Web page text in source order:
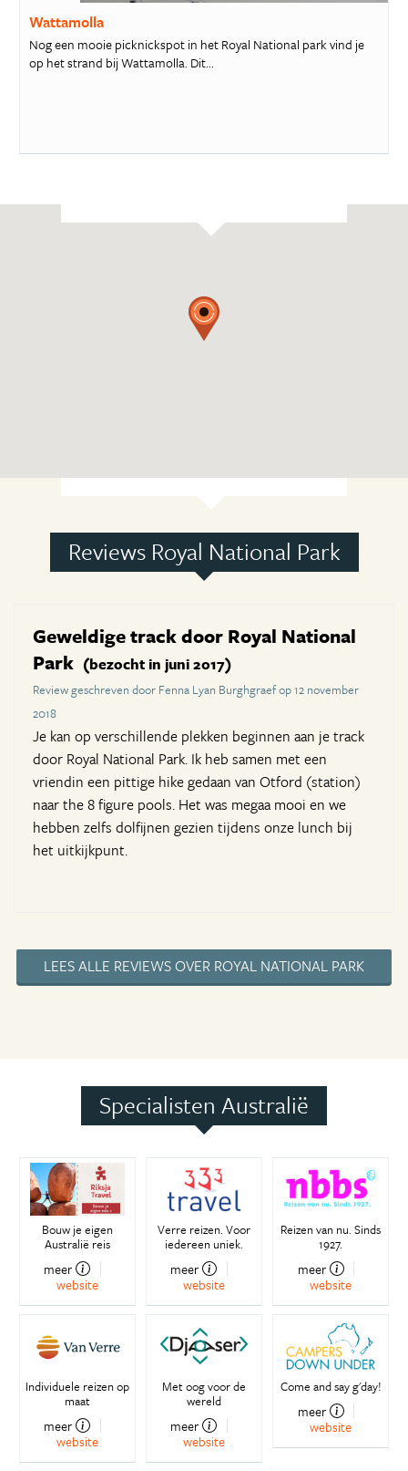
Wattamolla
Nog een mooie picknickspot in het Royal National park vind je
op het strand bij Wattamolla. Dit...
Reviews Royal National Park
Geweldige track door Royal National
Park (bezocht in juni 2017)
Review geschreven door Fenna Lyan Burghgraef op 12 november
2018
Je kan op verschillende plekken beginnen aan je track
door Royal National Park. Ik heb samen met een
vriendin een pittige hike gedaan van Otford (station)
naar the 8 figure pools. Het was megaa mooi en we
hebben zelfs dolfijnen gezien tijdens onze lunch bij
het uitkijkpunt.
LEES ALLE REVIEWS OVER ROYAL NATIONAL PARK
Specialisten Australië
Bouw je eigen
Australië reis
meer
website
Verre reizen. Voor
iedereen uniek.
meer
website
Reizen van nu. Sinds
1927.
meer
website
Individuele reizen op
maat
meer
website
Met oog voor de
wereld
meer
website
Come and say g'day!
meer
website